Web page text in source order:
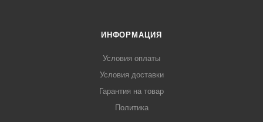
ИНФОРМАЦИЯ
Условия оплаты
Условия доставки
Гарантия на товар
Политика